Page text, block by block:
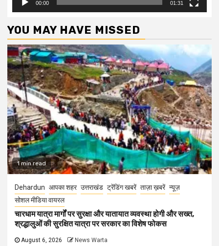
00:00 01:31
YOU MAY HAVE MISSED
1 min read
Dehardun आपका शहर उत्तराखंड ट्रेंडिंग खबरें ताज़ा ख़बरें न्यूज़
सोशल मीडिया वायरल
चारधाम यात्रा मार्गों पर सुरक्षा और यातायात व्यवस्था होगी और सख्त,
श्रद्धालुओं की सुरक्षित यात्रा पर सरकार का विशेष फोकस
August 6, 2026 News Warta